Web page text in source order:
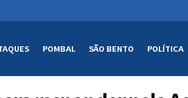
POMBAL SÃO BENTO POLÍTICA